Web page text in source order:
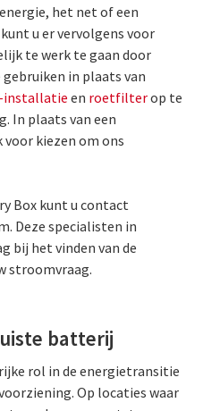
het net of een
u er vervolgens voor
te werk te gaan door
gebruiken in plaats van
installatie en roetfilterop te
In plaats van een
kiezen om ons
Box kunt u contact
Deze specialisten in
bij het vinden van de
stroomvraag.
batterij
rol in de energietransitie
Op locaties waar